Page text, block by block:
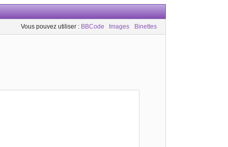
Vous pouvez utiliser : BBCode Images Binettes